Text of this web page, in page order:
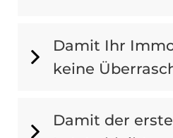
Damit Ihr
keine
Damit der